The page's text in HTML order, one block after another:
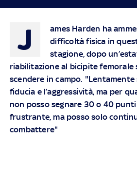
J
ames Harden ha
difficoltà fisica in
stagione, dopo
riabilitazione al bicipite femorale
scendere in campo.
fiducia e l’aggressività, ma per
non posso segnare 30 o 40 punti
frustrante, ma posso solo
combattere"